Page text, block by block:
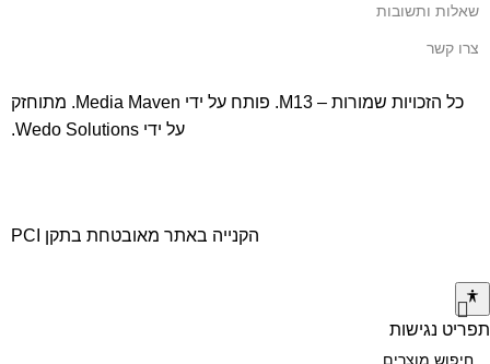
שאלות ותשובות
צרו קשר
כל הזכויות שמורות – M13. פותח על ידי Media Maven. מתוחזק
על ידי Wedo Solutions
.
הקנייה באתר מאובטחת בתקן PCI
תפריט נגישות